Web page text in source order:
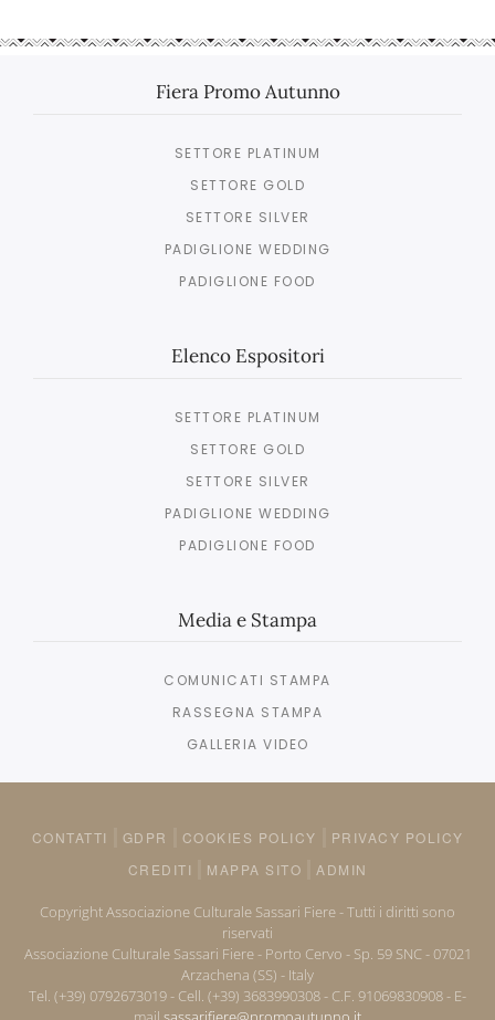
Fiera Promo Autunno
SETTORE PLATINUM
SETTORE GOLD
SETTORE SILVER
PADIGLIONE WEDDING
PADIGLIONE FOOD
Elenco Espositori
SETTORE PLATINUM
SETTORE GOLD
SETTORE SILVER
PADIGLIONE WEDDING
PADIGLIONE FOOD
Media e Stampa
COMUNICATI STAMPA
RASSEGNA STAMPA
GALLERIA VIDEO
CONTATTI GDPR COOKIES POLICY
PRIVACY POLICY
CREDITI
MAPPA SITO ADMIN
Copyright Associazione Culturale Sassari Fiere - Tutti i diritti sono
riservati
Associazione Culturale Sassari Fiere - Porto Cervo - Sp. 59 SNC - 07021
Arzachena (SS) - Italy
Tel. (+39) 0792673019 - Cell. (+39) 3683990308 - C.F. 91069830908 - E-